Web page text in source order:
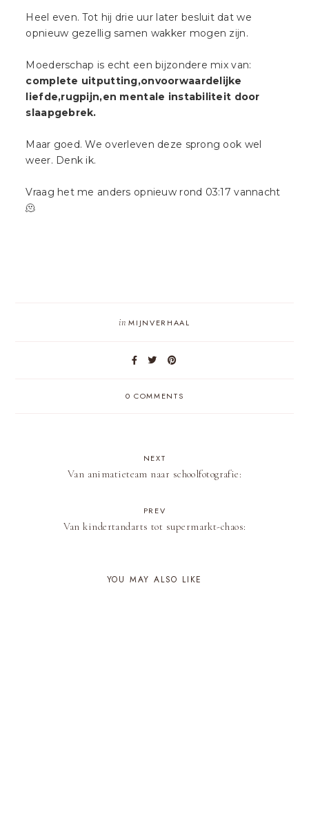
Heel even. Tot hij drie uur later besluit dat we
opnieuw gezellig samen wakker mogen zijn.
Moederschap is echt een bijzondere mix van:
complete uitputting,onvoorwaardelijke
liefde,rugpijn,en mentale instabiliteit door
slaapgebrek.
Maar goed. We overleven deze sprong ook wel
weer. Denk ik.
Vraag het me anders opnieuw rond 03:17 vannacht
🫠
inMIJNVERHAAL
0 COMMENTS
NEXT
Van animatieteam naar schoolfotografie:
PREV
Van kindertandarts tot supermarkt-chaos:
YOU MAY ALSO LIKE